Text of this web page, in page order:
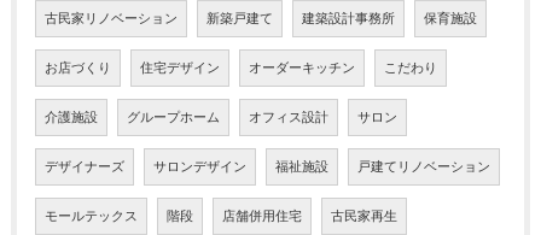
古民家リノベーション 新築戸建て 建築設計事務所 保育施設
お店づくり 住宅デザイン オーダーキッチン こだわり
介護施設 グループホーム オフィス設計 サロン
デザイナーズ サロンデザイン 福祉施設 戸建てリノベーション
モールテックス 階段 店舗併用住宅 古民家再生